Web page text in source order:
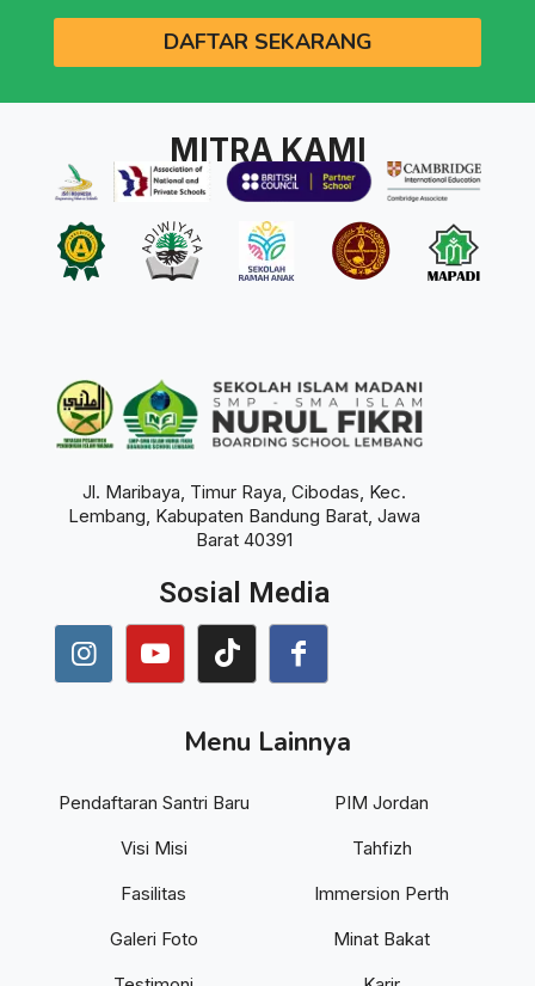
DAFTAR SEKARANG
MITRA KAMI
Jl. Maribaya, Timur Raya, Cibodas, Kec.
Lembang, Kabupaten Bandung Barat, Jawa
Barat 40391
Sosial Media
Menu Lainnya
Pendaftaran Santri Baru
Visi Misi
Fasilitas
Galeri Foto
PIM Jordan
Tahfizh
Immersion Perth
Minat Bakat